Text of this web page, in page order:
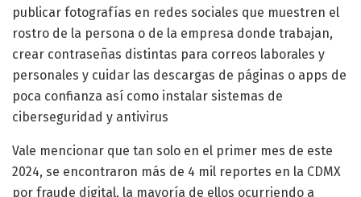
publicar fotografías en redes sociales que muestren el
rostro de la persona o de la empresa donde trabajan,
crear contraseñas distintas para correos laborales y
personales y cuidar las descargas de páginas o apps de
poca confianza así como instalar sistemas de
ciberseguridad y antivirus
Vale mencionar que tan solo en el primer mes de este
2024, se encontraron más de 4 mil reportes en la CDMX
por fraude digital, la mayoría de ellos ocurriendo a